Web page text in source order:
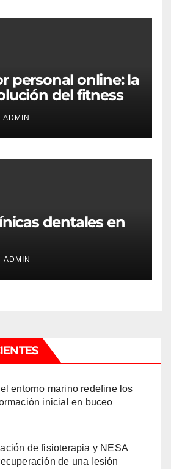
personal online: la
del fitness
ADMIN
dentales en
ADMIN
entorno marino redefine los
inicial en buceo
de fisioterapia y NESA
de una lesión